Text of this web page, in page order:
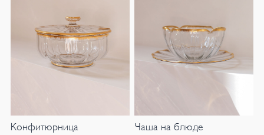
Конфитюрница Чаша на блюде